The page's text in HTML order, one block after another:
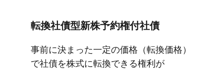
転換社債型新株予約権付社債
事前に​決まった​一定の​価格​（転換価格）
で​社債を​株式に​転換できる​権利が​